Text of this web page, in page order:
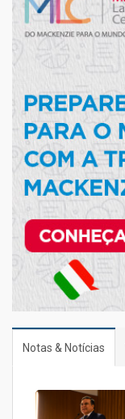
Notas & Notícias